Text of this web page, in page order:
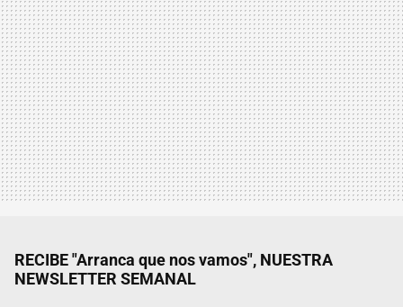
RECIBE "Arranca que nos vamos", NUESTRA
NEWSLETTER SEMANAL